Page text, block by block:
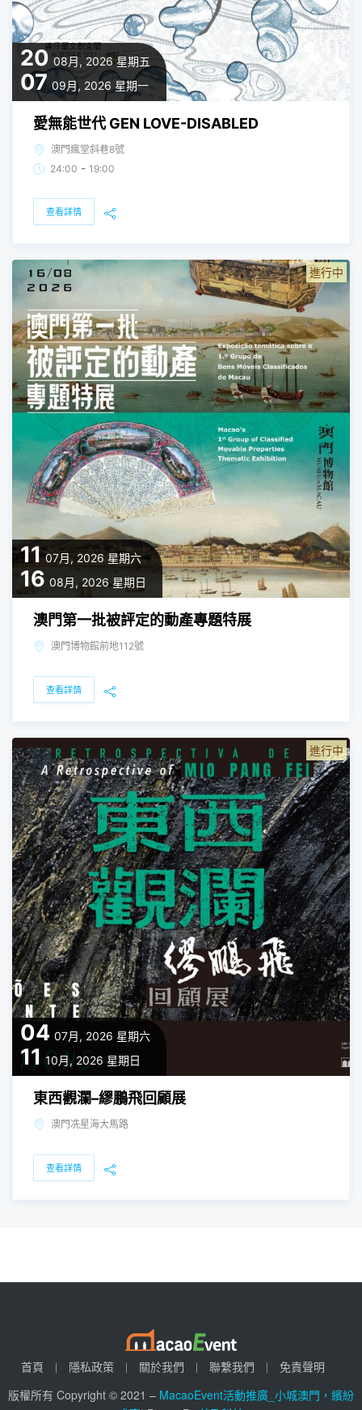
20 08月, 2026 星期五
07 09月, 2026 星期一
愛無能世代 GEN LOVE-DISABLED
澳門瘋堂斜巷8號
24:00 - 19:00
查看詳情
11 07月, 2026 星期六
16 08月, 2026 星期日
進行中
澳門第一批被評定的動產專題特展
澳門博物館前地112號
查看詳情
04 07月, 2026 星期六
11 10月, 2026 星期日
進行中
東西觀瀾–繆鵬飛回顧展
澳門冼星海大馬路
查看詳情
首頁 隱私政策 關於我們 聯繫我們
免責聲明
版權所有 Copyright © 2021 – MacaoEvent活動推廣_小城澳門，繽紛